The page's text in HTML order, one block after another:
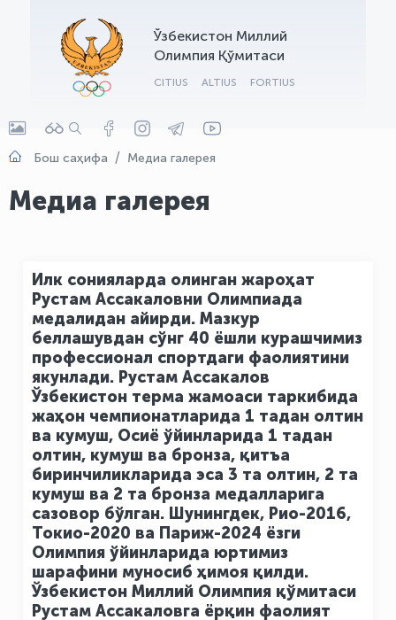
Ўзбекистон Миллий
Олимпия Қўмитаси
CITIUS ALTIUS FORTIUS
Бош саҳифа Медиа галерея
Медиа галерея
Илк сонияларда олинган жароҳат
Рустам Ассакаловни Олимпиада
медалидан айирди. Мазкур
беллашувдан сўнг 40 ёшли курашчимиз
профессионал спортдаги фаолиятини
якунлади. Рустам Ассакалов
Ўзбекистон терма жамоаси таркибида
жаҳон чемпионатларида 1 тадан олтин
ва кумуш, Осиё ўйинларида 1 тадан
олтин, кумуш ва бронза, қитъа
биринчиликларида эса 3 та олтин, 2 та
кумуш ва 2 та бронза медалларига
сазовор бўлган. Шунингдек, Рио-2016,
Токио-2020 ва Париж-2024 ёзги
Олимпия ўйинларида юртимиз
шарафини муносиб ҳимоя қилди.
Ўзбекистон Миллий Олимпия қўмитаси
Рустам Ассакаловга ёрқин фаолият
OLYMPCHIK AI - yordamchi
Онлайн · olympic.uz